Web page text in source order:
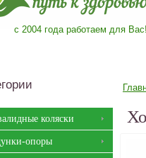
с 2004 года работаем для Вас!
коляски
опоры